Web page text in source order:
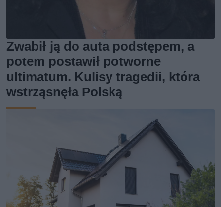
Zwabił ją do auta podstępem, a
potem postawił potworne
ultimatum. Kulisy tragedii, która
wstrząsnęła Polską